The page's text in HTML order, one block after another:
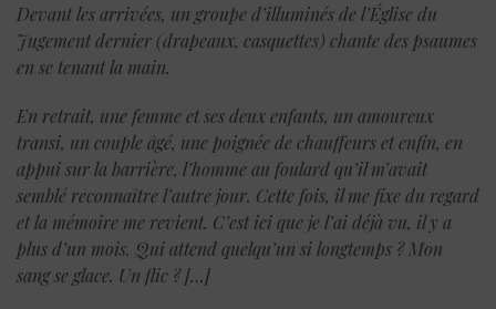
Devant les arrivées, un groupe d’illuminés de l’Église du
Jugement dernier (drapeaux, casquettes) chante des psaumes
en se tenant la main.
En retrait, une femme et ses deux enfants, un amoureux
transi, un couple âgé, une poignée de chauffeurs et enfin, en
appui sur la barrière, l’homme au foulard qu’il m’avait
semblé reconnaître l’autre jour. Cette fois, il me fixe du regard
et la mémoire me revient. C’est ici que je l’ai déjà vu, il y a
plus d’un mois. Qui attend quelqu’un si longtemps ? Mon
sang se glace. Un flic ?[…]